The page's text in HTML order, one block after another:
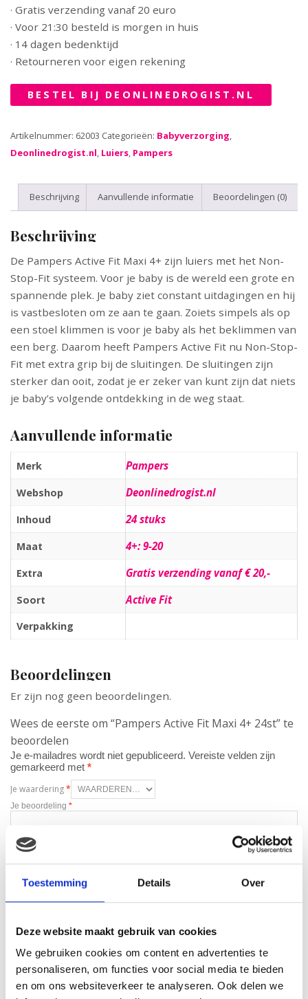
Toestemming Details Over
Deze website maakt gebruik van cookies
We gebruiken cookies om content en advertenties te
personaliseren, om functies voor social media te bieden
en om ons websiteverkeer te analyseren. Ook delen we
· Gratis verzending vanaf 20 euro
· Voor 21:30 besteld is morgen in huis
· 14 dagen bedenktijd
· Retourneren voor eigen rekening
BESTEL BIJ DEONLINEDROGIST.NL
Artikelnummer: 62003 Categorieën: Babyverzorging,
Deonlinedrogist.nl, Luiers, Pampers
Beschrijving Aanvullende informatie Beoordelingen (0)
Beschrijving
De Pampers Active Fit Maxi 4+ zijn luiers met het Non-
Stop-Fit systeem. Voor je baby is de wereld een grote en
spannende plek. Je baby ziet constant uitdagingen en hij
is vastbesloten om ze aan te gaan. Zoiets simpels als op
een stoel klimmen is voor je baby als het beklimmen van
een berg. Daarom heeft Pampers Active Fit nu Non-Stop-
Fit met extra grip bij de sluitingen. De sluitingen zijn
sterker dan ooit, zodat je er zeker van kunt zijn dat niets
je baby’s volgende ontdekking in de weg staat.
Aanvullende informatie
Merk Pampers
Webshop Deonlinedrogist.nl
Inhoud 24 stuks
Maat 4+: 9-20
Extra Gratis verzending vanaf € 20,-
Soort Active Fit
Verpakking
Beoordelingen
Er zijn nog geen beoordelingen.
Wees de eerste om “Pampers Active Fit Maxi 4+ 24st” te
beoordelen
Je e-mailadres wordt niet gepubliceerd. Vereiste velden zijn
gemarkeerd met *
Je waardering*
Je beoordeling *
Naam